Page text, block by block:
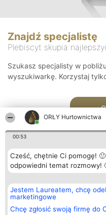
ORŁY Hurtownictwa
00:53
Cześć, chętnie Ci pomogę!
odpowiedni temat rozmowy!
Jestem Laureatem, chcę
marketingowe
Chcę zgłosić swoją firmę do
Znajdź specjalistę
Plebiscyt skupia
Szukasz specjalisty w
wyszukiwarkę. Korzystaj
Organizator plebiscytu
Bright Side Solutions sp. z o.
o. sp. k.
ul. Ruska 22
Wrocław 50-079